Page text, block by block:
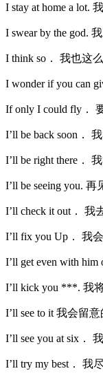
I stay at home a lot.
I swear by the god.
I think so． 我也这么
I wonder if you can
If only I could fly．
I’ll be back soon．
I’ll be right there．
I’ll be seeing you. 再
I’ll check it out． 我
I’ll fix you Up． 我
I’ll get even with
I’ll kick you ***. 我
I’ll see to it 我会留意
I’ll see you at six．
I’ll try my best． 我